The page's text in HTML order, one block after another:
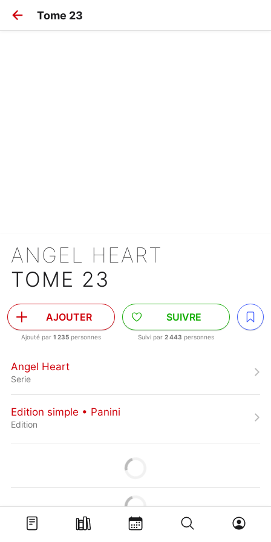
Tome 23
ANGEL HEART
TOME 23
AJOUTER
Ajouté par 1 235 personnes
SUIVRE
Suivi par 2 443 personnes
Angel Heart
Serie
Edition simple • Panini
Edition